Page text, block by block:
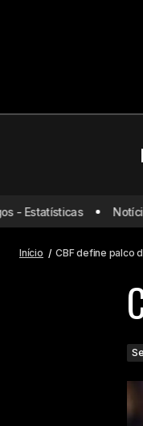
Ausência de
marcar menos gols
Estatísticas
Início CBF define palco